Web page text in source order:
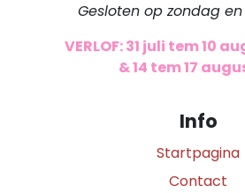
Gesloten op zondag
VERLOF: 31 juli tem 10
& 14 tem 17
Info
Startpagina
Contact